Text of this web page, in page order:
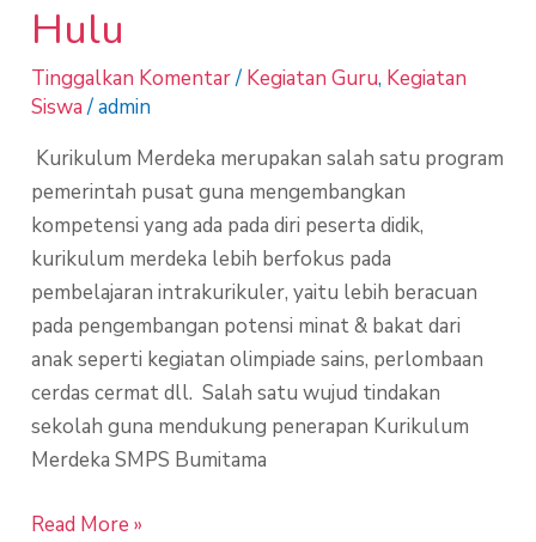
Hulu
Tinggalkan Komentar/ Kegiatan Guru, Kegiatan
Siswa/admin
Kurikulum Merdeka merupakan salah satu program
pemerintah pusat guna mengembangkan
kompetensi yang ada pada diri peserta didik,
kurikulum merdeka lebih berfokus pada
pembelajaran intrakurikuler, yaitu lebih beracuan
pada pengembangan potensi minat & bakat dari
anak seperti kegiatan olimpiade sains, perlombaan
cerdas cermat dll. Salah satu wujud tindakan
sekolah guna mendukung penerapan Kurikulum
Merdeka SMPS Bumitama
Read More »